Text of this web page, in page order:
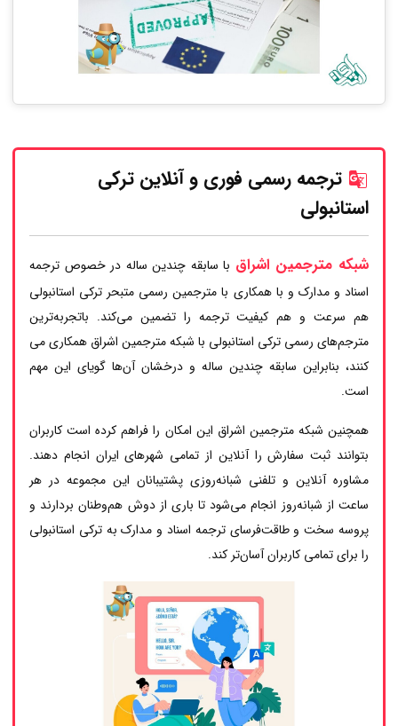
ترجمه رسمی فوری و آنلاین ترکی
استانبولی
شبکه مترجمین اشراق با سابقه چندین ساله در خصوص ترجمه
اسناد و مدارک و با همکاری با مترجمین رسمی متبحر ترکی استانبولی
هم سرعت و هم کیفیت ترجمه را تضمین می‌کند. باتجربه‌ترین
مترجم‌های رسمی ترکی استانبولی با شبکه مترجمین اشراق همکاری می
کنند، بنابراین سابقه چندین ساله و درخشان آن‌ها گویای این مهم
است.
همچنین شبکه مترجمین اشراق این امکان را فراهم کرده است کاربران
بتوانند ثبت سفارش را آنلاین از تمامی شهرهای ایران انجام دهند.
مشاوره آنلاین و تلفنی شبانه‌روزی پشتیبانان این مجموعه در هر
ساعت از شبانه‌روز انجام می‌شود تا باری از دوش هم‌وطنان بردارند و
پروسه سخت و طاقت‌فرسای ترجمه اسناد و مدارک به ترکی استانبولی
را برای تمامی کاربران آسان‌تر کند.